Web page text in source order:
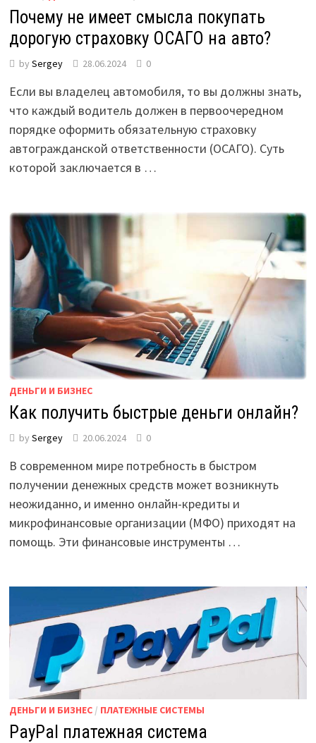
Почему не имеет смысла покупать
дорогую страховку ОСАГО на авто?
by Sergey 28.06.2024 0
Если вы владелец автомобиля, то вы должны знать,
что каждый водитель должен в первоочередном
порядке оформить обязательную страховку
автогражданской ответственности (ОСАГО). Суть
которой заключается в …
ДЕНЬГИ И БИЗНЕС
Как получить быстрые деньги онлайн?
by Sergey 20.06.2024 0
В современном мире потребность в быстром
получении денежных средств может возникнуть
неожиданно, и именно онлайн-кредиты и
микрофинансовые организации (МФО) приходят на
помощь. Эти финансовые инструменты …
ДЕНЬГИ И БИЗНЕС/ ПЛАТЕЖНЫЕ СИСТЕМЫ
PayPal платежная система